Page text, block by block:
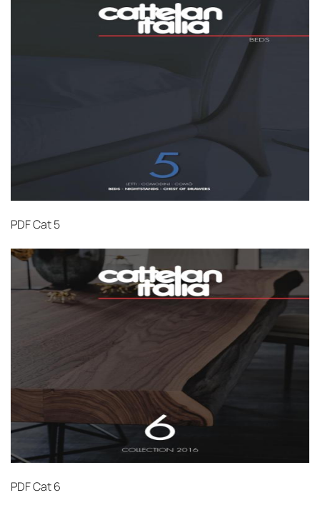
PDFCat 5
PDFCat 6